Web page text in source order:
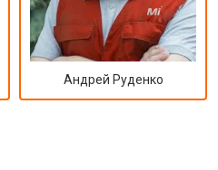
Андрей Руденко